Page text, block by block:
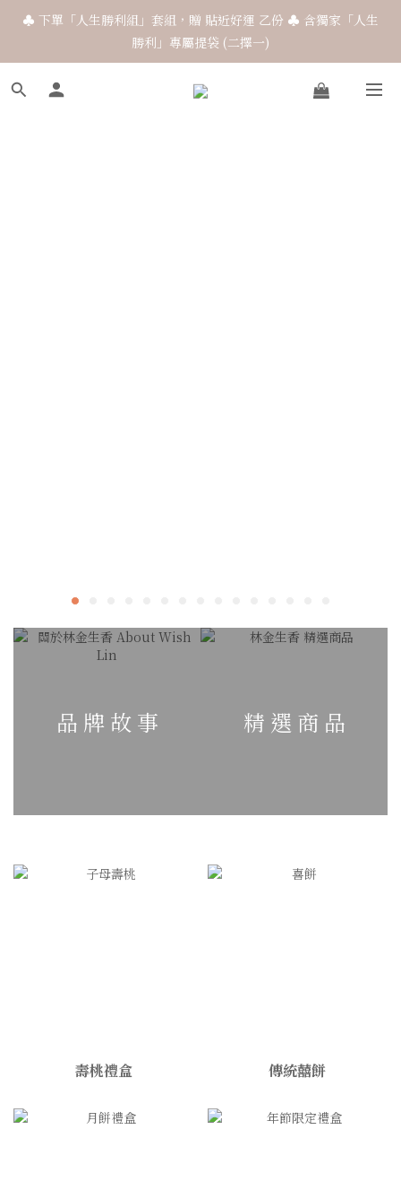
♣ 下單「人生勝利組」套組，贈 貼近好運 乙份 ♣ 含獨家「人生
勝利」專屬提袋 (二擇一)
♣ 下單「人生勝利組」套組，贈 貼近好運 乙份 ♣ 含獨家「人生
勝利」專屬提袋 (二擇一)
☾ ９/７前 預 購 中 秋 禮 盒 享 95 折 優 惠 （９/４～９/２１出
品 牌 故 事 精 選 商 品
壽桃禮盒 傳統囍餅